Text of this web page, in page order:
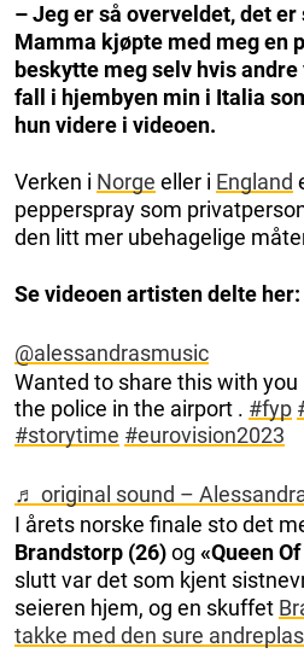
– Jeg er så overveldet, det
Mamma kjøpte med meg en
beskytte meg selv hvis
fall i hjembyen min i Italia
hun videre i videoen.
Verken i Norge eller i England
pepperspray som
den litt mer ubehagelige
Se videoen artisten delte her:
@alessandrasmusic
Wanted to share this with
the police in the airport . #fyp
#storytime #eurovision2023
♬ original sound –
I årets norske finale sto det
Brandstorp (26)og «Queen
slutt var det som kjent
seieren hjem, og en skuffet
takke med den sure